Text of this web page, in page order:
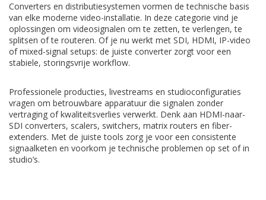
Converters en distributiesystemen vormen de technische basis
van elke moderne video-installatie. In deze categorie vind je
oplossingen om videosignalen om te zetten, te verlengen, te
splitsen of te routeren. Of je nu werkt met SDI, HDMI, IP-video
of mixed-signal setups: de juiste converter zorgt voor een
stabiele, storingsvrije workflow.
Professionele producties, livestreams en studioconfiguraties
vragen om betrouwbare apparatuur die signalen zonder
vertraging of kwaliteitsverlies verwerkt. Denk aan HDMI-naar-
SDI converters, scalers, switchers, matrix routers en fiber-
extenders. Met de juiste tools zorg je voor een consistente
signaalketen en voorkom je technische problemen op set of in
studio’s.